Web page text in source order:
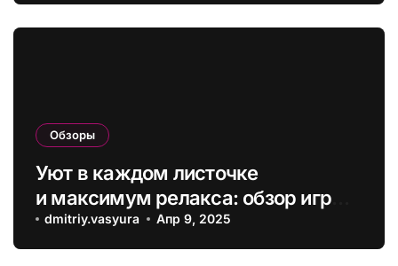
Обзоры
Уют в каждом листочке
и максимум релакса: обзор игры
Urban Jungle
dmitriy.vasyura Апр 9, 2025